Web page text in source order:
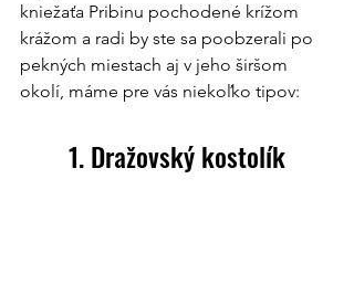
kniežaťa Pribinu pochodené krížom
krážom a radi by ste sa poobzerali po
pekných miestach aj v jeho širšom
okolí, máme pre vás niekoľko tipov:
1. Dražovský kostolík